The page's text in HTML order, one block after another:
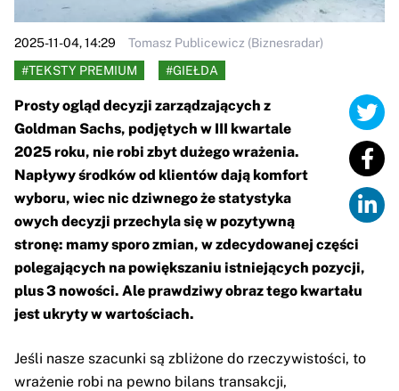
2025-11-04, 14:29
Tomasz Publicewicz (Biznesradar)
#TEKSTY PREMIUM
#GIEŁDA
Prosty ogląd decyzji zarządzających z
Goldman Sachs, podjętych w III kwartale
2025 roku, nie robi zbyt dużego wrażenia.
Napływy środków od klientów dają komfort
wyboru, wiec nic dziwnego że statystyka
owych decyzji przechyla się w pozytywną
stronę: mamy sporo zmian, w zdecydowanej części
polegających na powiększaniu istniejących pozycji,
plus 3 nowości. Ale prawdziwy obraz tego kwartału
jest ukryty w wartościach.
Jeśli nasze szacunki są zbliżone do rzeczywistości, to
wrażenie robi na pewno bilans transakcji,